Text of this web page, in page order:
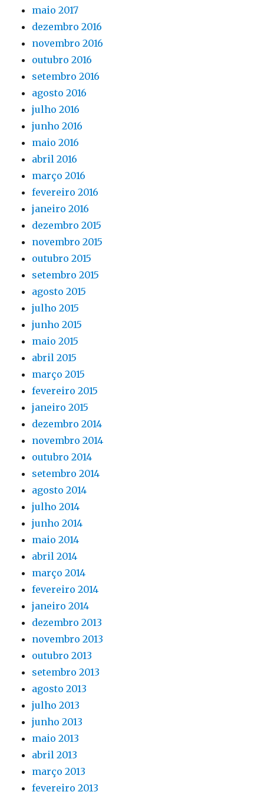
maio 2017
dezembro 2016
novembro 2016
outubro 2016
setembro 2016
agosto 2016
julho 2016
junho 2016
maio 2016
abril 2016
março 2016
fevereiro 2016
janeiro 2016
dezembro 2015
novembro 2015
outubro 2015
setembro 2015
agosto 2015
julho 2015
junho 2015
maio 2015
abril 2015
março 2015
fevereiro 2015
janeiro 2015
dezembro 2014
novembro 2014
outubro 2014
setembro 2014
agosto 2014
julho 2014
junho 2014
maio 2014
abril 2014
março 2014
fevereiro 2014
janeiro 2014
dezembro 2013
novembro 2013
outubro 2013
setembro 2013
agosto 2013
julho 2013
junho 2013
maio 2013
abril 2013
março 2013
fevereiro 2013